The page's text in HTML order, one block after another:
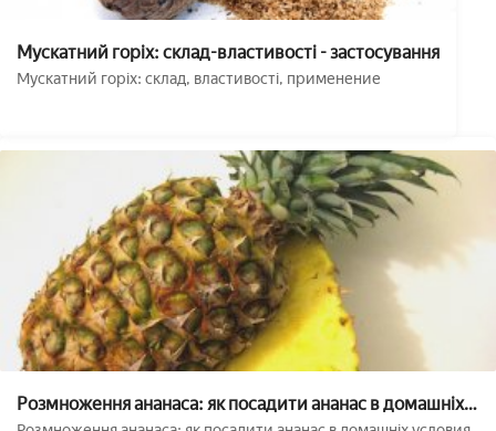
Мускатний горіх: склад-властивості - застосування
Мускатний горіх: склад, властивості, применение
Розмноження ананаса: як посадити ананас в домашніх
умови